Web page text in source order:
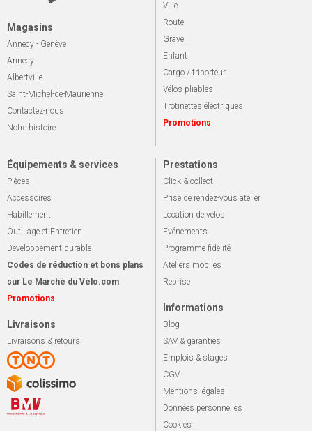
Magasins
Annecy - Genève
Annecy
Albertville
Saint-Michel-de-Maurienne
Contactez-nous
Notre histoire
Ville
Route
Gravel
Enfant
Cargo / triporteur
Vélos pliables
Trotinettes électriques
Promotions
Équipements & services
Pièces
Accessoires
Habillement
Outillage et Entretien
Développement durable
Codes de réduction et bons plans
sur Le Marché du Vélo.com
Promotions
Livraisons
Livraisons & retours
Prestations
Click & collect
Prise de rendez-vous atelier
Location de vélos
Événements
Programme fidélité
Ateliers mobiles
Reprise
Informations
Blog
SAV & garanties
Emplois & stages
CGV
Mentions légales
Données personnelles
Cookies